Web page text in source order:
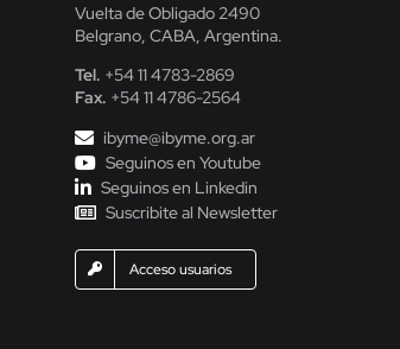
Vuelta de Obligado 2490
Belgrano, CABA, Argentina.
Tel. +54 11 4783-2869
Fax. +54 11 4786-2564
ibyme@ibyme.org.ar
Seguinos en Youtube
Seguinos en Linkedin
Suscribite al Newsletter
Acceso usuarios